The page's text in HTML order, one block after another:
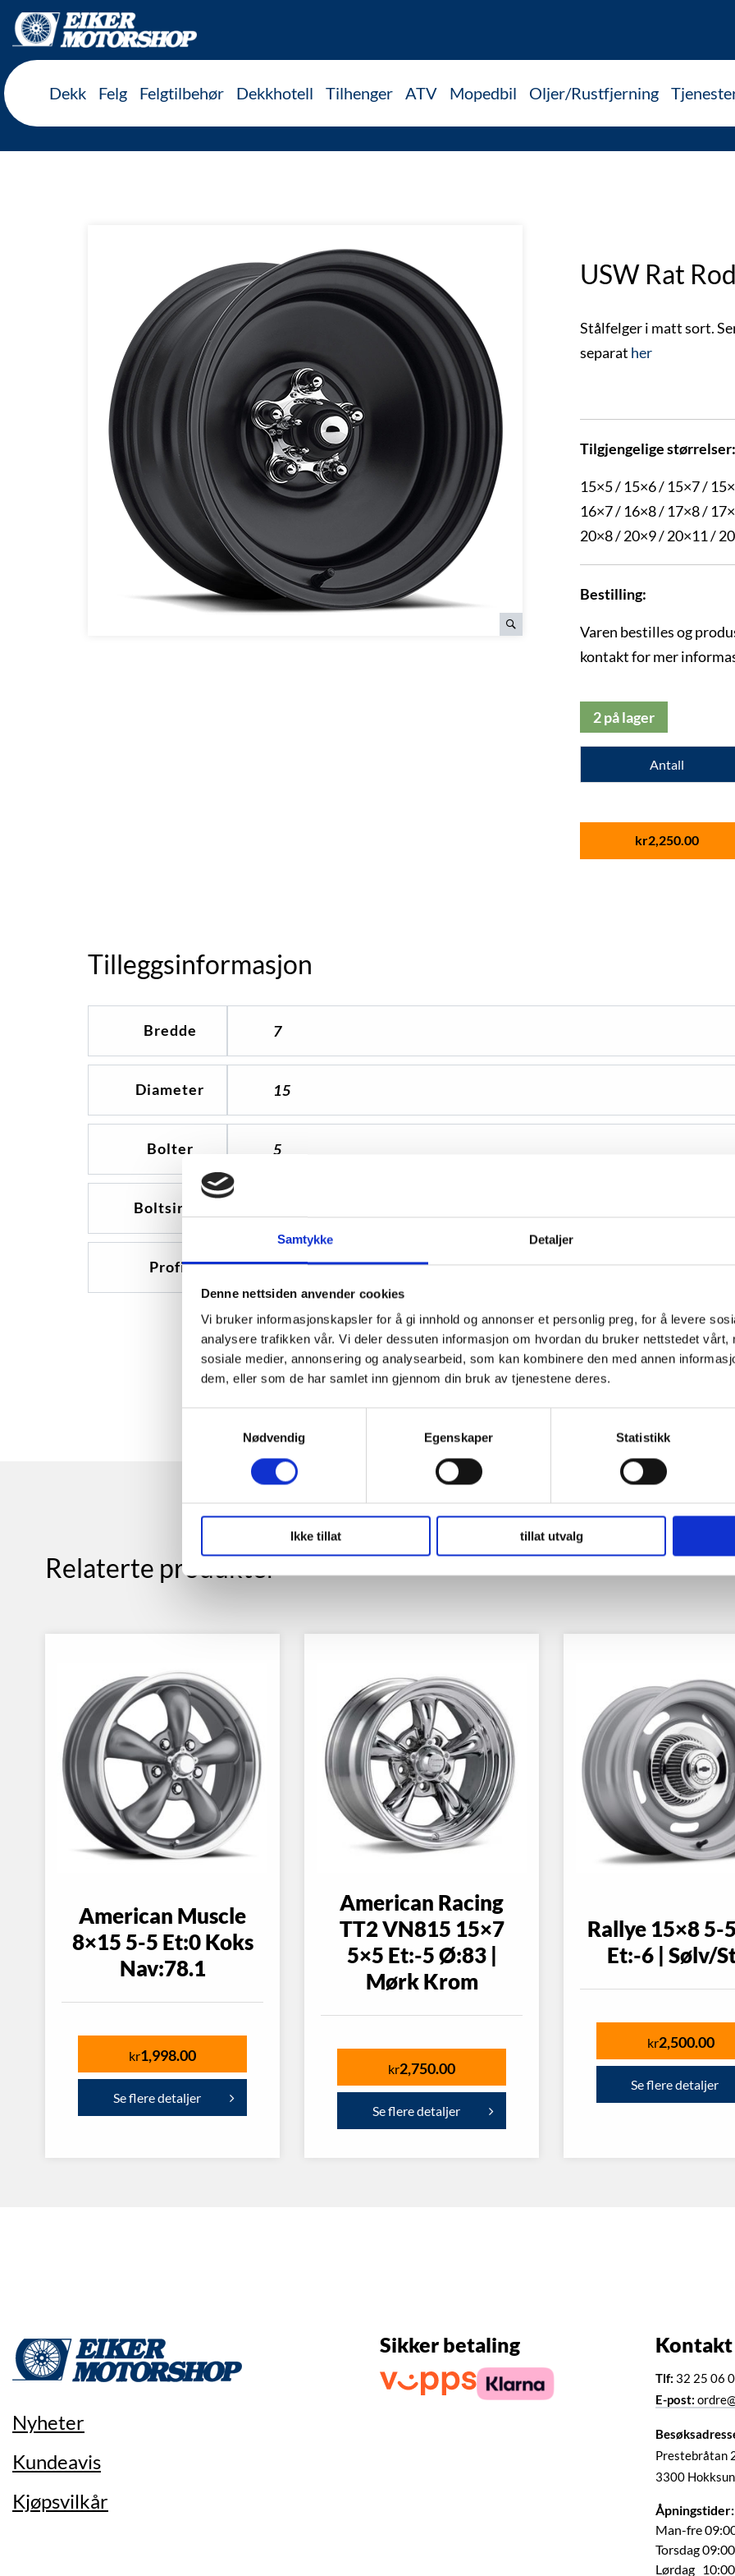
Samtykke Detaljer
Denne nettsiden anvender cookies
Vi bruker informasjonskapsler for å gi innhold og annonser et personlig preg, for å levere
analysere trafikken vår. Vi deler dessuten informasjon om hvordan du bruker nettstedet vårt,
sosiale medier, annonsering og analysearbeid, som kan kombinere den med annen
dem, eller som de har samlet inn gjennom din bruk av tjenestene deres.
Nødvendig
Egenskaper Statistikk
Ikke tillat tillat utvalg
Dekk Felg Felgtilbehør Dekkhotell Tilhenger ATV Mopedbil Oljer/Rustfjerning
USW Rat
Stålfelger i matt sort.
separat her
Tilgjengelige størrelser:
15×5 / 15×6 / 15×7 /
16×7 / 16×8 / 17×8 /
20×8 / 20×9 / 20×11 /
Bestilling:
Varen bestilles og
kontakt for mer
2 på lager
Antall
kr2,250.00
Inkl. mva
Tilleggsinformasjon
Bredde 7
Diameter 15
Bolter 5
Boltsirkel
Profil 0
Relaterte produkter
American Muscle
8×15 5-5 Et:0 Koks
Nav:78.1
kr1,998.00
Se flere detaljer
American Racing
TT2 VN815 15×7
5×5 Et:-5 Ø:83 |
Mørk Krom
kr2,750.00
Se flere detaljer
Rallye 15×8 5-
Et:-6 | Sølv/
kr2,500.00
Se flere detaljer
Nyheter
Kundeavis
Kjøpsvilkår
Sikker betaling Kontakt
Tlf: 32 25 06
E-post:
Prestebråtan
3300
Åpningstider:
Man-fre
Torsdag
Lørdag